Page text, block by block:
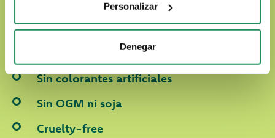
Personalizar
Denegar
Preparados con ingredientes naturales
Sin colorantes artificiales
Sin OGM ni soja
Cruelty-free